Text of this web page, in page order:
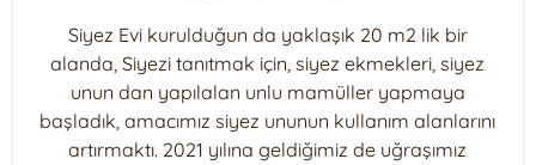
Siyez Evi kurulduğun da yaklaşık 20 m2 lik bir
alanda, Siyezi tanıtmak için, siyez ekmekleri, siyez
unun dan yapılalan unlu mamüller yapmaya
başladık, amacımız siyez ununun kullanım alanlarını
artırmaktı. 2021 yılına geldiğimiz de uğraşımız